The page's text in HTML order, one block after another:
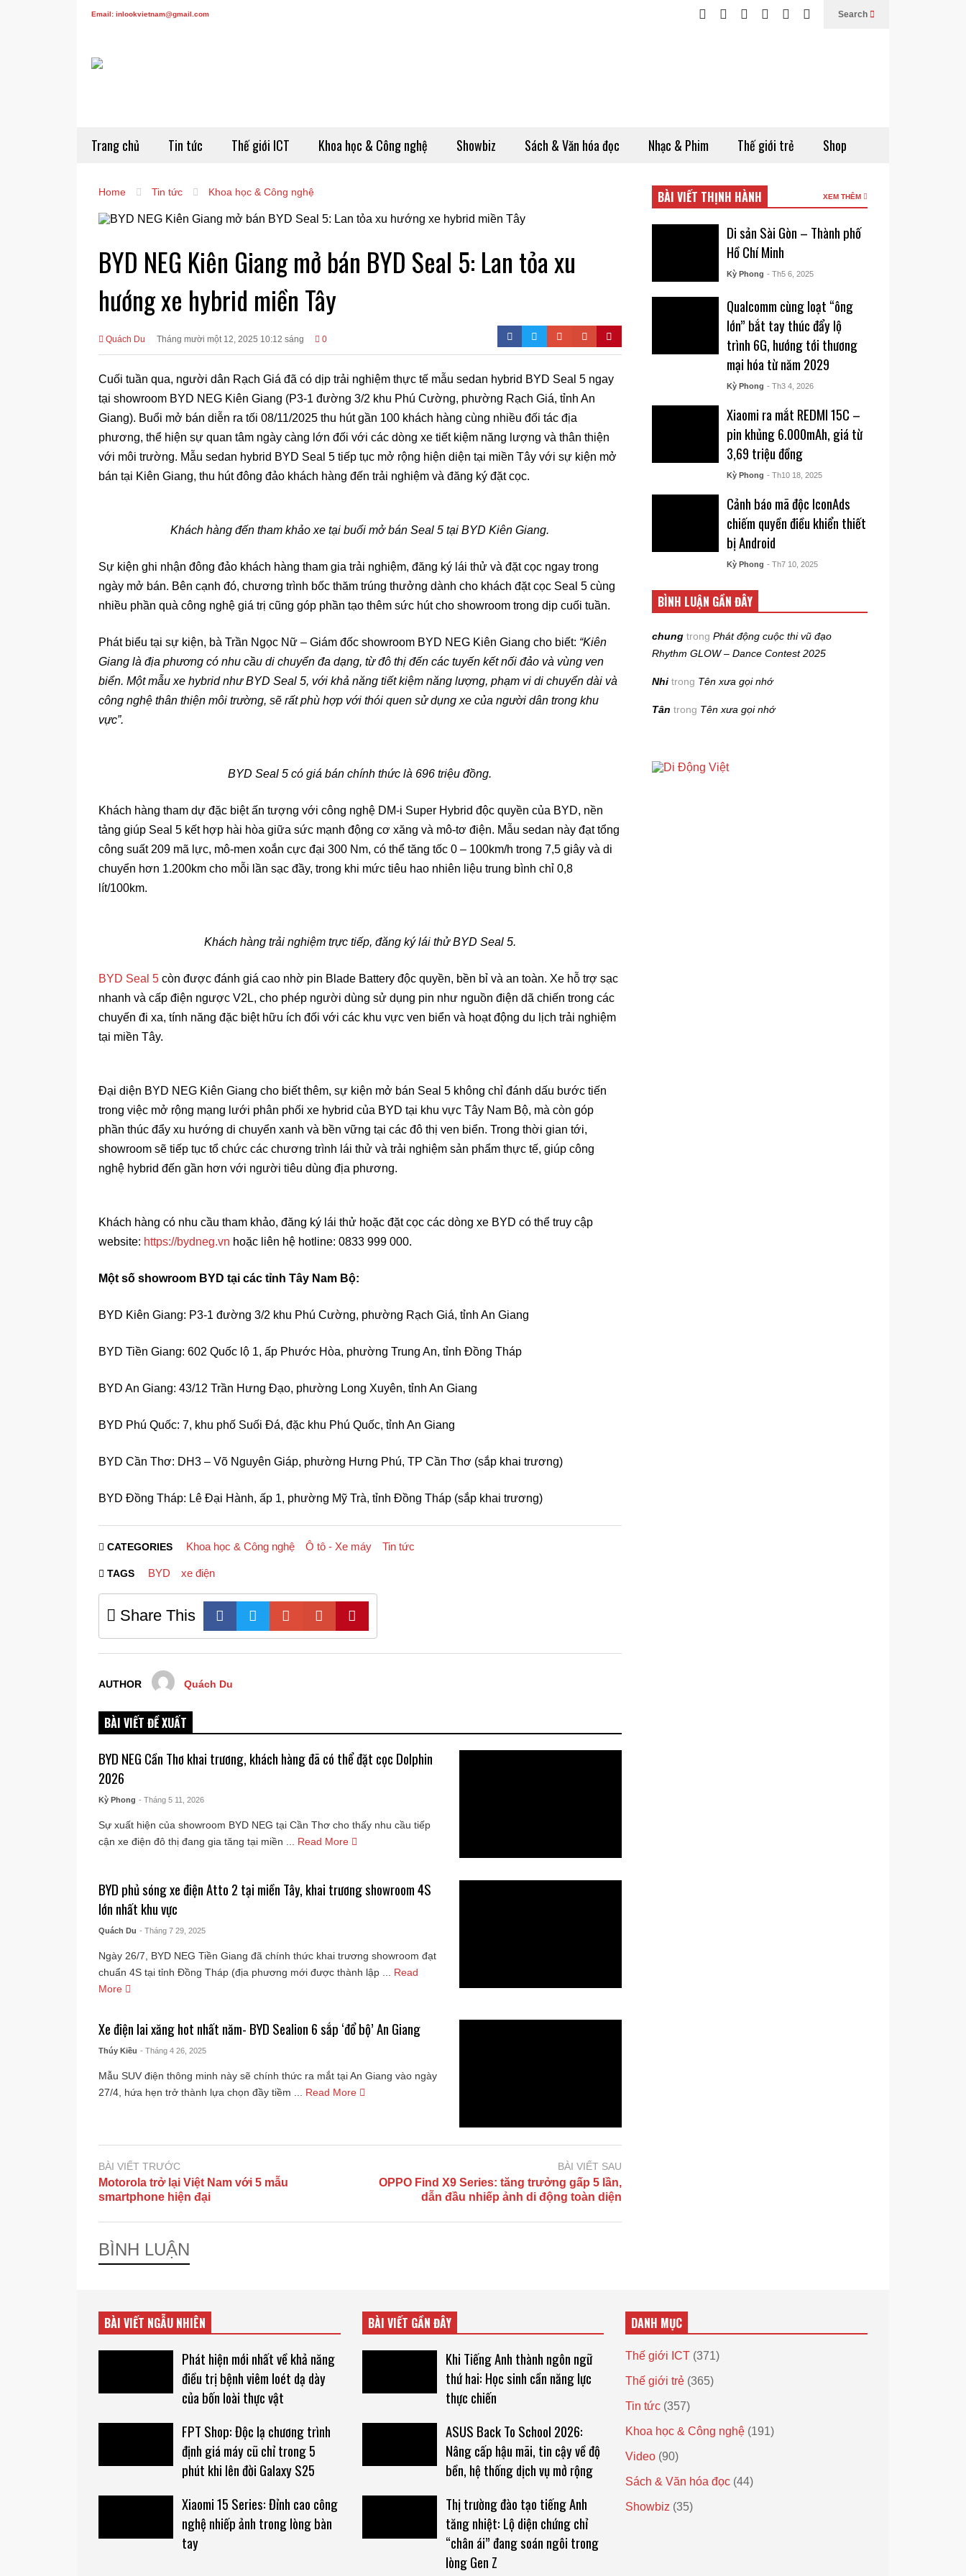
Email: inlookvietnam@gmail.com Search
Trang chủ Tin tức Thế giới ICT Khoa học & Công nghệ Showbiz Sách & Văn hóa đọc Nhạc & Phim Thế giới trẻ Shop
Home Tin tức Khoa học & Công nghệ
BYD NEG Kiên Giang mở bán BYD Seal 5: Lan tỏa xu
hướng xe hybrid miền Tây
Quách Du Tháng mười một 12, 2025 10:12 sáng 0
Cuối tuần qua, người dân Rạch Giá đã có dịp trải nghiệm thực tế mẫu sedan hybrid BYD Seal 5 ngay
tại showroom BYD NEG Kiên Giang (P3-1 đường 3/2 khu Phú Cường, phường Rạch Giá, tỉnh An
Giang). Buổi mở bán diễn ra tối 08/11/2025 thu hút gần 100 khách hàng cùng nhiều đối tác địa
phương, thể hiện sự quan tâm ngày càng lớn đối với các dòng xe tiết kiệm năng lượng và thân thiện
với môi trường. Mẫu sedan hybrid BYD Seal 5 tiếp tục mở rộng hiện diện tại miền Tây với sự kiện mở
bán tại Kiên Giang, thu hút đông đảo khách hàng đến trải nghiệm và đăng ký đặt cọc.
Khách hàng đến tham khảo xe tại buổi mở bán Seal 5 tại BYD Kiên Giang.
Sự kiện ghi nhận đông đảo khách hàng tham gia trải nghiệm, đăng ký lái thử và đặt cọc ngay trong
ngày mở bán. Bên cạnh đó, chương trình bốc thăm trúng thưởng dành cho khách đặt cọc Seal 5 cùng
nhiều phần quà công nghệ giá trị cũng góp phần tạo thêm sức hút cho showroom trong dịp cuối tuần.
Phát biểu tại sự kiện, bà Trần Ngọc Nữ – Giám đốc showroom BYD NEG Kiên Giang cho biết: “Kiên
Giang là địa phương có nhu cầu di chuyển đa dạng, từ đô thị đến các tuyến kết nối đảo và vùng ven
biển. Một mẫu xe hybrid như BYD Seal 5, với khả năng tiết kiệm năng lượng, phạm vi di chuyển dài và
công nghệ thân thiện môi trường, sẽ rất phù hợp với thói quen sử dụng xe của người dân trong khu
vực”.
BYD Seal 5 có giá bán chính thức là 696 triệu đồng.
Khách hàng tham dự đặc biệt ấn tượng với công nghệ DM-i Super Hybrid độc quyền của BYD, nền
tảng giúp Seal 5 kết hợp hài hòa giữa sức mạnh động cơ xăng và mô-tơ điện. Mẫu sedan này đạt tổng
công suất 209 mã lực, mô-men xoắn cực đại 300 Nm, có thể tăng tốc 0 – 100km/h trong 7,5 giây và di
chuyển hơn 1.200km cho mỗi lần sạc đầy, trong khi mức tiêu hao nhiên liệu trung bình chỉ 0,8
lít/100km.
Khách hàng trải nghiệm trực tiếp, đăng ký lái thử BYD Seal 5.
BYD Seal 5 còn được đánh giá cao nhờ pin Blade Battery độc quyền, bền bỉ và an toàn. Xe hỗ trợ sạc
nhanh và cấp điện ngược V2L, cho phép người dùng sử dụng pin như nguồn điện dã chiến trong các
chuyến đi xa, tính năng đặc biệt hữu ích đối với các khu vực ven biển và hoạt động du lịch trải nghiệm
tại miền Tây.
Đại diện BYD NEG Kiên Giang cho biết thêm, sự kiện mở bán Seal 5 không chỉ đánh dấu bước tiến
trong việc mở rộng mạng lưới phân phối xe hybrid của BYD tại khu vực Tây Nam Bộ, mà còn góp
phần thúc đẩy xu hướng di chuyển xanh và bền vững tại các đô thị ven biển. Trong thời gian tới,
showroom sẽ tiếp tục tổ chức các chương trình lái thử và trải nghiệm sản phẩm thực tế, giúp công
nghệ hybrid đến gần hơn với người tiêu dùng địa phương.
Khách hàng có nhu cầu tham khảo, đăng ký lái thử hoặc đặt cọc các dòng xe BYD có thể truy cập
website: https://bydneg.vn hoặc liên hệ hotline: 0833 999 000.
Một số showroom BYD tại các tỉnh Tây Nam Bộ:
BYD Kiên Giang: P3-1 đường 3/2 khu Phú Cường, phường Rạch Giá, tỉnh An Giang
BYD Tiền Giang: 602 Quốc lộ 1, ấp Phước Hòa, phường Trung An, tỉnh Đồng Tháp
BYD An Giang: 43/12 Trần Hưng Đạo, phường Long Xuyên, tỉnh An Giang
BYD Phú Quốc: 7, khu phố Suối Đá, đặc khu Phú Quốc, tỉnh An Giang
BYD Cần Thơ: DH3 – Võ Nguyên Giáp, phường Hưng Phú, TP Cần Thơ (sắp khai trương)
BYD Đồng Tháp: Lê Đại Hành, ấp 1, phường Mỹ Trà, tỉnh Đồng Tháp (sắp khai trương)
CATEGORIES Khoa học & Công nghệ Ô tô - Xe máy Tin tức
TAGS BYD xe điện
Share This
AUTHOR Quách Du
BÀI VIẾT ĐỀ XUẤT
BYD NEG Cần Thơ khai trương, khách hàng đã có thể đặt cọc Dolphin
2026
Kỳ Phong - Tháng 5 11, 2026
Sự xuất hiện của showroom BYD NEG tại Cần Thơ cho thấy nhu cầu tiếp
cận xe điện đô thị đang gia tăng tại miền ...
Read More
BYD phủ sóng xe điện Atto 2 tại miền Tây, khai trương showroom 4S
lớn nhất khu vực
Quách Du - Tháng 7 29, 2025
Ngày 26/7, BYD NEG Tiền Giang đã chính thức khai trương showroom đạt
chuẩn 4S tại tỉnh Đồng Tháp (địa phương mới được thành lập ...
Read
More
Xe điện lai xăng hot nhất năm- BYD Sealion 6 sắp ‘đổ bộ’ An Giang
Thúy Kiều - Tháng 4 26, 2025
Mẫu SUV điện thông minh này sẽ chính thức ra mắt tại An Giang vào ngày
27/4, hứa hẹn trở thành lựa chọn đầy tiềm ...
Read More
BÀI VIẾT TRƯỚC
Motorola trở lại Việt Nam với 5 mẫu
smartphone hiện đại
BÀI VIẾT SAU
OPPO Find X9 Series: tăng trưởng gấp 5 lần,
dẫn đầu nhiếp ảnh di động toàn diện
BÌNH LUẬN
BÀI VIẾT THỊNH HÀNH XEM THÊM
Di sản Sài Gòn – Thành phố
Hồ Chí Minh
Kỳ Phong - Th5 6, 2025
Qualcomm cùng loạt “ông
lớn” bắt tay thúc đẩy lộ
trình 6G, hướng tới thương
mại hóa từ năm 2029
Kỳ Phong - Th3 4, 2026
Xiaomi ra mắt REDMI 15C –
pin khủng 6.000mAh, giá từ
3,69 triệu đồng
Kỳ Phong - Th10 18, 2025
Cảnh báo mã độc IconAds
chiếm quyền điều khiển thiết
bị Android
Kỳ Phong - Th7 10, 2025
BÌNH LUẬN GẦN ĐÂY
chung trongPhát động cuộc thi vũ đạo
Rhythm GLOW – Dance Contest 2025
Nhi trong Tên xưa gọi nhớ
Tân trong Tên xưa gọi nhớ
BÀI VIẾT NGẪU NHIÊN
Phát hiện mới nhất về khả năng
điều trị bệnh viêm loét dạ dày
của bốn loài thực vật
FPT Shop: Độc lạ chương trình
định giá máy cũ chỉ trong 5
phút khi lên đời Galaxy S25
Xiaomi 15 Series: Đỉnh cao công
nghệ nhiếp ảnh trong lòng bàn
tay
BÀI VIẾT GẦN ĐÂY
Khi Tiếng Anh thành ngôn ngữ
thứ hai: Học sinh cần năng lực
thực chiến
ASUS Back To School 2026:
Nâng cấp hậu mãi, tin cậy về độ
bền, hệ thống dịch vụ mở rộng
Thị trường đào tạo tiếng Anh
tăng nhiệt: Lộ diện chứng chỉ
“chân ái” đang soán ngôi trong
lòng Gen Z
DANH MỤC
Thế giới ICT (371)
Thế giới trẻ (365)
Tin tức (357)
Khoa học & Công nghệ (191)
Video (90)
Sách & Văn hóa đọc (44)
Showbiz (35)